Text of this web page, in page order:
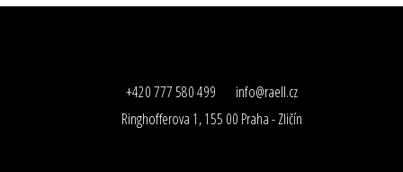
+420 777 580 499
info@raell.cz
Ringhofferova 1, 155 00 Praha - Zličín